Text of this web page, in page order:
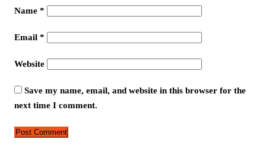
Name *
Email *
Website
Save my name, email, and website in this browser for the
next time I comment.